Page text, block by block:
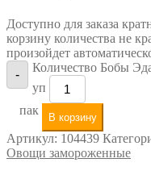
Доступно для заказа
корзину количества не
произойдет
-
Количество Бобы
уп
пак
В корзину
Артикул: 104439
Овощи замороженные